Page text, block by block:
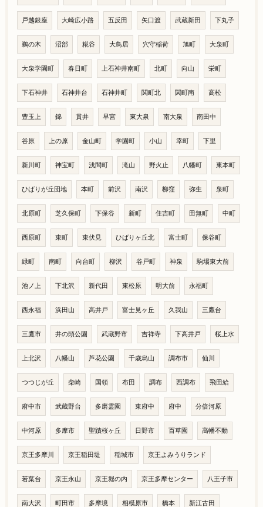
戸越銀座 大崎広小路 五反田 矢口渡 武蔵新田 下丸子
鵜の木 沼部 糀谷 大鳥居 穴守稲荷 旭町 大泉町
大泉学園町 春日町 上石神井南町 北町 向山 栄町
下石神井 石神井台 石神井町 関町北 関町南 高松
豊玉上 錦 貫井 早宮 東大泉 南大泉 南田中
谷原 上の原 金山町 学園町 小山 幸町 下里
新川町 神宝町 浅間町 滝山 野火止 八幡町 東本町
ひばりが丘団地 本町 前沢 南沢 柳窪 弥生 泉町
北原町 芝久保町 下保谷 新町 住吉町 田無町 中町
西原町 東町 東伏見 ひばりヶ丘北 富士町 保谷町
緑町 南町 向台町 柳沢 谷戸町 神泉 駒場東大前
池ノ上 下北沢 新代田 東松原 明大前 永福町
西永福 浜田山 高井戸 富士見ヶ丘 久我山 三鷹台
三鷹市 井の頭公園 武蔵野市 吉祥寺 下高井戸 桜上水
上北沢 八幡山 芦花公園 千歳烏山 調布市 仙川
つつじが丘 柴崎 国領 布田 調布 西調布 飛田給
府中市 武蔵野台 多磨霊園 東府中 府中 分倍河原
中河原 多摩市 聖蹟桜ヶ丘 日野市 百草園 高幡不動
京王多摩川 京王稲田堤 稲城市 京王よみうりランド
若葉台 京王永山 京王堀の内 京王多摩センター 八王子市
南大沢 町田市 多摩境 相模原市 橋本 新江古田